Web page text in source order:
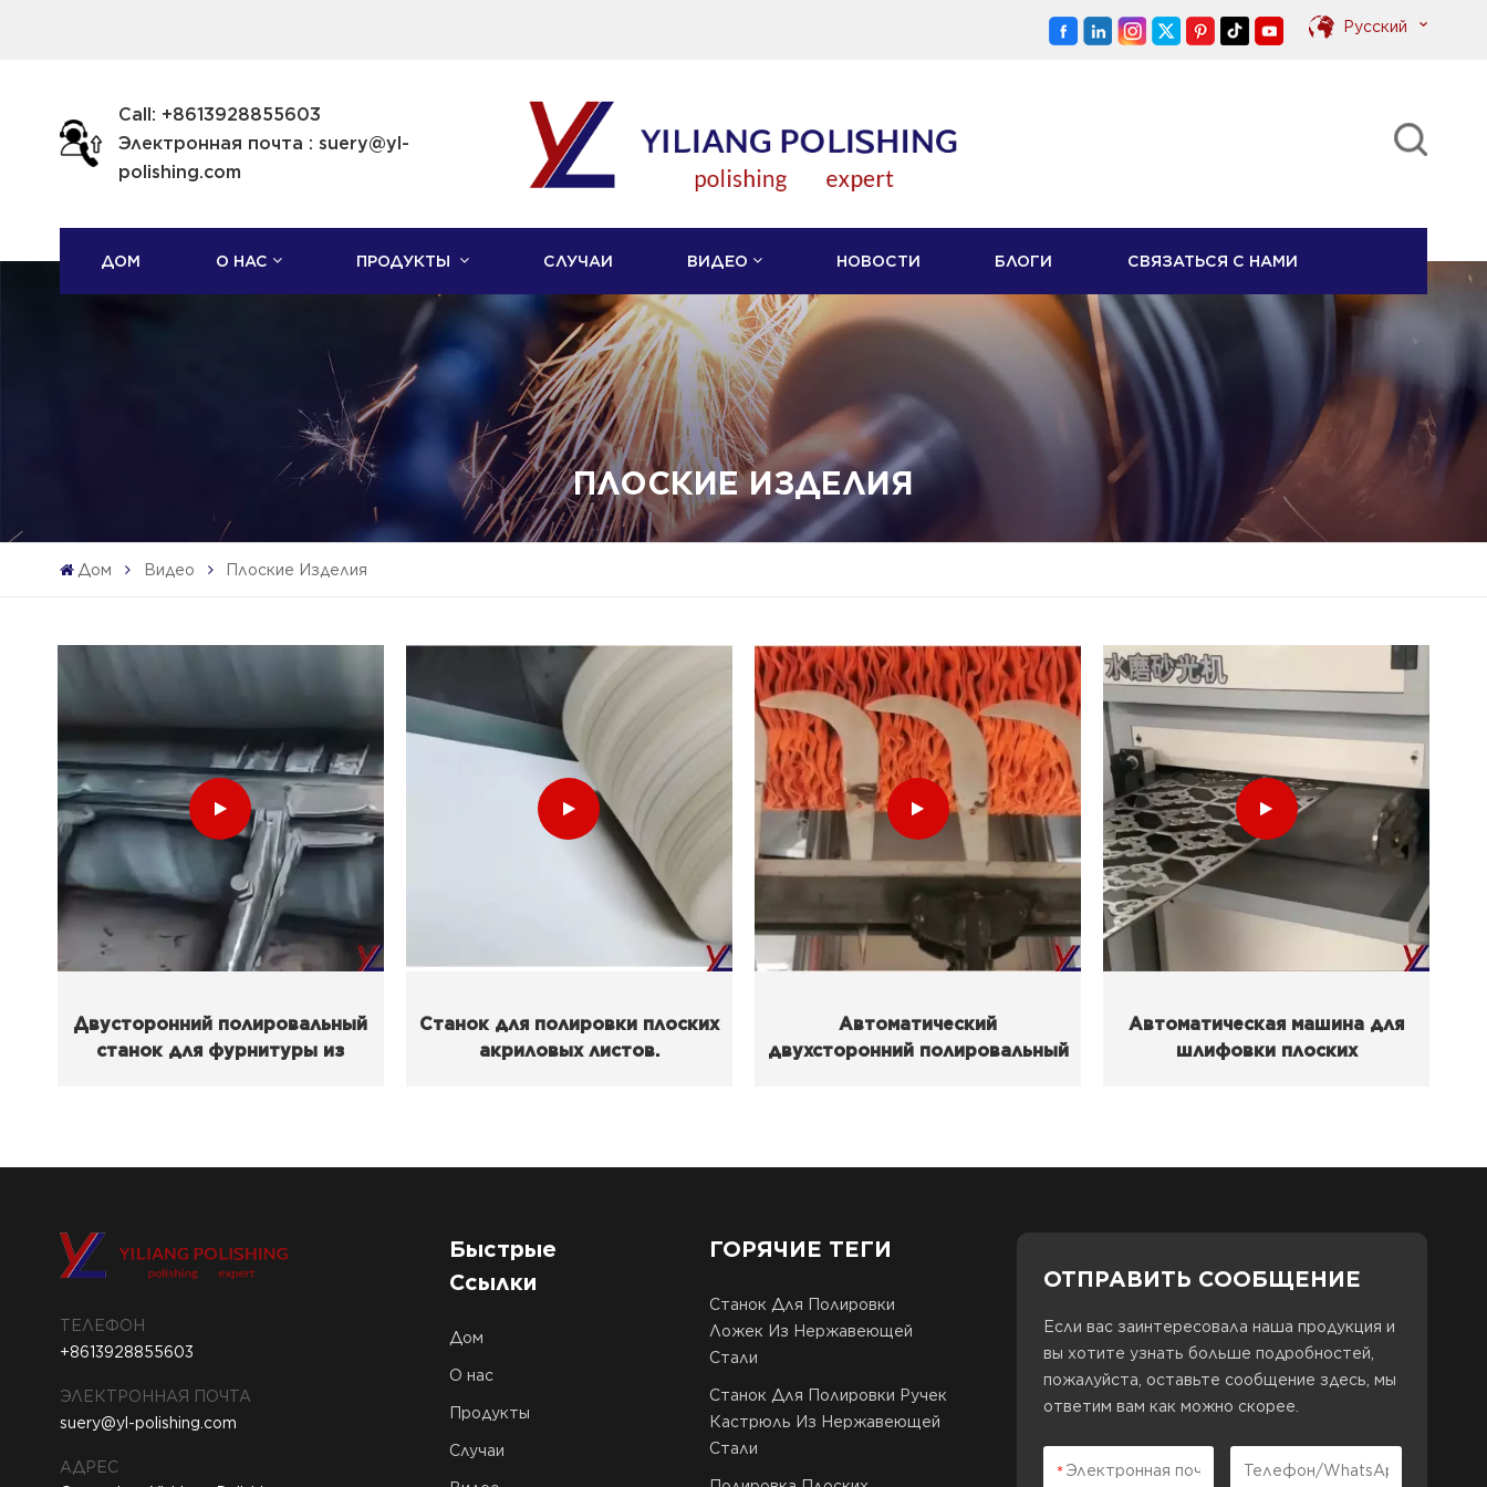
Pусский
English
Call: +8613928855603
Электронная почта : suery@yl-
polishing.com
ДОМ О НАС ПРОДУКТЫ СЛУЧАИ ВИДЕО НОВОСТИ БЛОГИ СВЯЗАТЬСЯ С НАМИ
ПЛОСКИЕ ИЗДЕЛИЯ
Дом Видео Плоские Изделия
Двусторонний полировальный
станок для фурнитуры из
Станок для полировки плоских
акриловых листов.
Автоматический
двухсторонний полировальный
Автоматическая машина для
шлифовки плоских
ТЕЛЕФОН
+8613928855603
ЭЛЕКТРОННАЯ ПОЧТА
suery@yl-polishing.com
АДРЕС
Быстрые
Ссылки
Дом
О нас
Продукты
Случаи
ГОРЯЧИЕ ТЕГИ
Станок Для Полировки
Ложек Из Нержавеющей
Стали
Станок Для Полировки Ручек
Кастрюль Из Нержавеющей
Стали
ОТПРАВИТЬ СООБЩЕНИЕ
Если вас заинтересовала наша продукция и
вы хотите узнать больше подробностей,
пожалуйста, оставьте сообщение здесь, мы
ответим вам как можно скорее.